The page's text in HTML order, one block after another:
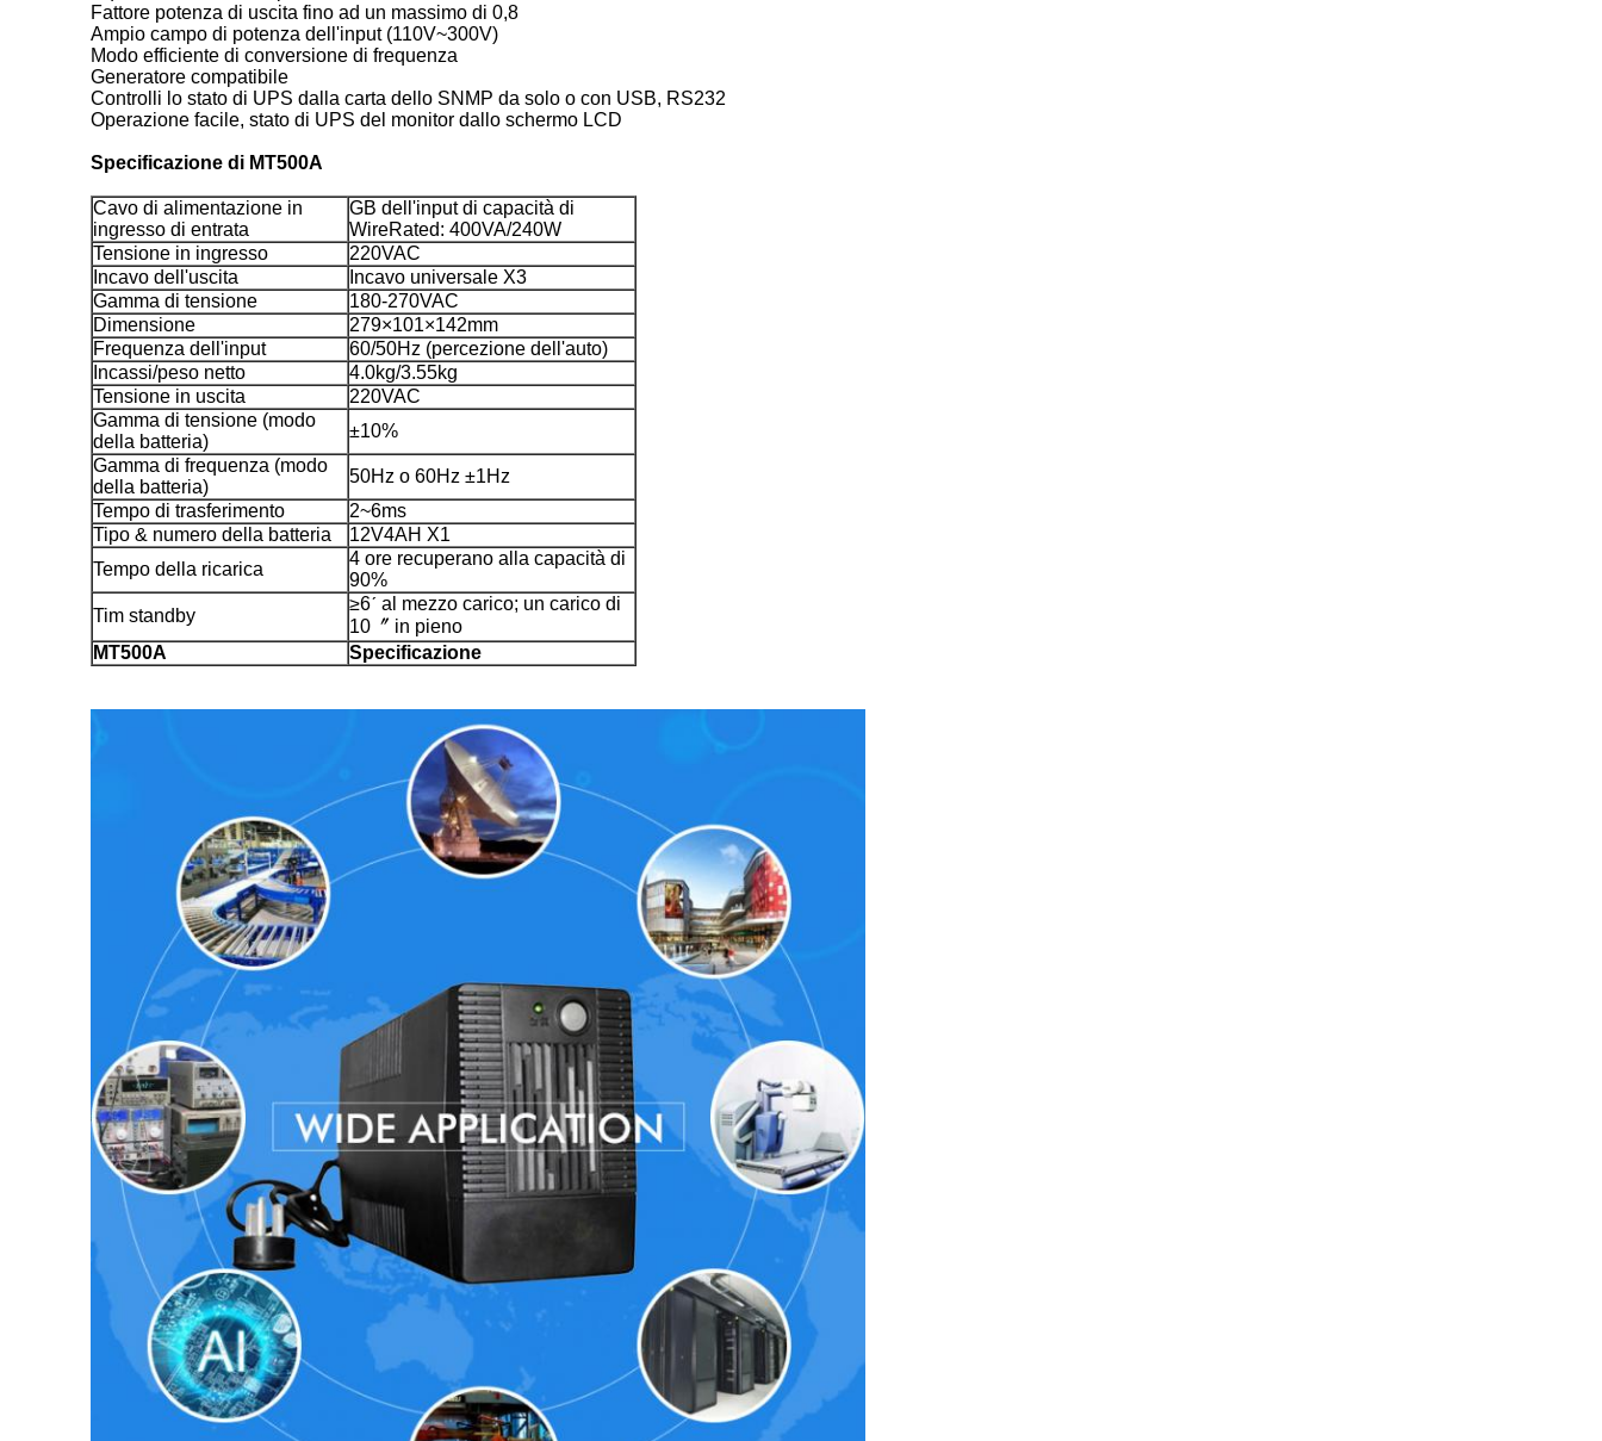
Fattore potenza di uscita fino ad un massimo di 0,8
Ampio campo di potenza dell'input (110V~300V)
Modo efficiente di conversione di frequenza
Generatore compatibile
Controlli lo stato di UPS dalla carta dello SNMP da solo o con USB, RS232
Operazione facile, stato di UPS del monitor dallo schermo LCD
Specificazione di MT500A
Cavo di alimentazione in
ingresso di entrata
GB dell'input di capacità di
WireRated: 400VA/240W
Tensione in ingresso
220VAC
Incavo dell'uscita
Incavo universale X3
Gamma di tensione
180-270VAC
Dimensione
279×101×142mm
Frequenza dell'input
60/50Hz (percezione dell'auto)
Incassi/peso netto
4.0kg/3.55kg
Tensione in uscita
220VAC
Gamma di tensione (modo
della batteria)
±10%
Gamma di frequenza (modo
della batteria)
50Hz o 60Hz ±1Hz
Tempo di trasferimento
2~6ms
Tipo & numero della batteria
12V4AH X1
Tempo della ricarica
4 ore recuperano alla capacità di
90%
Tim standby
≥6ˊ al mezzo carico; un carico di
10〞 in pieno
MT500A
Specificazione